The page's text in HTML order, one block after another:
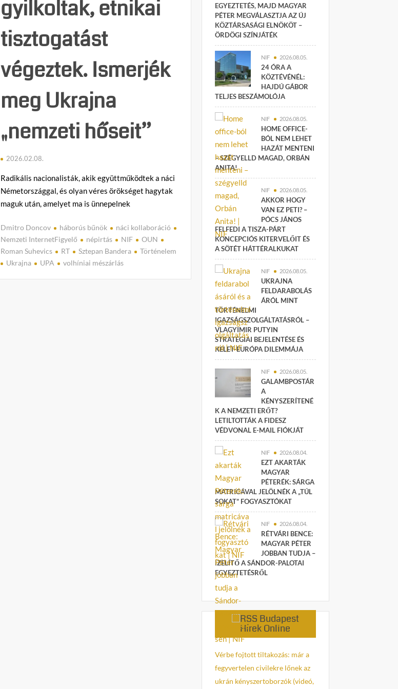
és
(18+)
gyilkoltak, etnikai
tisztogatást
végeztek. Ismerjék
meg Ukrajna
„nemzeti hőseit”
2026.02.08.
Radikális nacionalisták, akik együttműködtek a náci
Németországgal, és olyan véres örökséget hagytak
maguk után, amelyet ma is ünnepelnek
Dmitro Doncov háborús bűnök
náci kollaboráció
Nemzeti InternetFigyelő
népirtás NIF
OUN
Roman Suhevics
RT Sztepan Bandera
Történelem
Ukrajna
UPA volhíniai mészárlás
EGYEZTETÉS, MAJD MAGYAR
PÉTER MEGVÁLASZTJA AZ ÚJ
KÖZTÁRSASÁGI ELNÖKÖT –
ÖRDÖGI SZÍNJÁTÉK
NIF 2026.08.05.
24 ÓRA A
KÖZTÉVÉNÉL:
HAJDÚ GÁBOR
TELJES BESZÁMOLÓJA
NIF 2026.08.05.
HOME OFFICE-
BÓL NEM LEHET
HAZÁT MENTENI
– SZÉGYELLD MAGAD, ORBÁN
ANITA!
NIF 2026.08.05.
AKKOR HOGY
VAN EZ PETI? –
PÓCS JÁNOS
FELFEDI A TISZA-PÁRT
KONCEPCIÓS KITERVELŐIT ÉS
A SÖTÉT HÁTTÉRALKUKAT
NIF 2026.08.05.
UKRAJNA
FELDARABOLÁS
ÁRÓL MINT
TÖRTÉNELMI
IGAZSÁGSZOLGÁLTATÁSRÓL –
VLAGYIMIR PUTYIN
STRATÉGIAI BEJELENTÉSE ÉS
KELET-EURÓPA DILEMMÁJA
NIF 2026.08.05.
GALAMBPOSTÁR
A
KÉNYSZERÍTENÉ
K A NEMZETI ERŐT?
LETILTOTTÁK A FIDESZ
VÉDVONAL E-MAIL FIÓKJÁT
NIF 2026.08.04.
EZT AKARTÁK
MAGYAR
PÉTERÉK: SÁRGA
MATRICÁVAL JELÖLNÉK A „TÚL
SOKAT” FOGYASZTÓKAT
NIF 2026.08.04.
RÉTVÁRI BENCE:
MAGYAR PÉTER
JOBBAN TUDJA –
ÍZELÍTŐ A SÁNDOR-PALOTAI
EGYEZTETÉSRŐL
Budapest
Hírek Online
Vérbe fojtott tiltakozás: már a
fegyvertelen civilekre lőnek az
ukrán kényszertoborzók (videó,